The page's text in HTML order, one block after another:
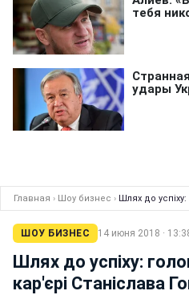
Главная › Шоу бизнес › Шлях до
ШОУ БИЗНЕС 14 июня 2018 ·
Шлях до успіху:
кар'єрі Станіслава